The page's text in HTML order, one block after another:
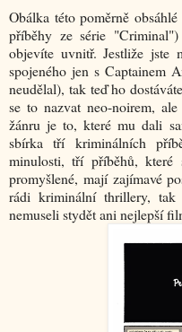
Obálka této poměrně
příběhy ze série
objevíte uvnitř. Jestliže jste
spojeného jen s Captainem
neudělal), tak teď ho
se to nazvat neo-noirem,
žánru je to, které mu dali
sbírka tří kriminálních
minulosti, tří příběhů, které
promyšlené, mají zajímavé
rádi kriminální thrillery,
nemuseli stydět ani nejlepší